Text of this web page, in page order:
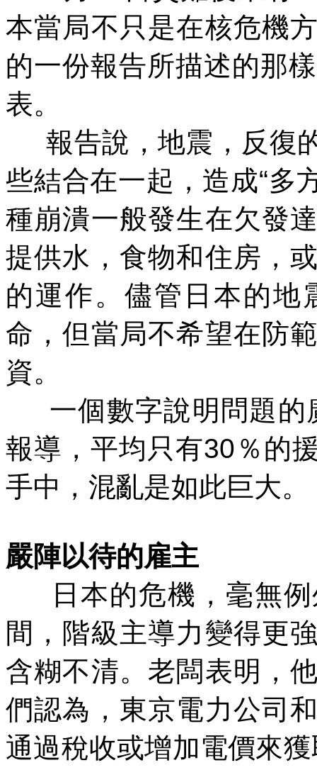
本當局不只是在核危機
的一份報告所描述的那
表。
報告說，地震，反復
些結合在一起，造成“多
種崩潰一般發生在欠發
提供水，食物和住房，
的運作。儘管日本的地
命，但當局不希望在防
資。
一個數字說明問題的
報導，平均只有30 ％的
手中，混亂是如此巨大。
嚴陣以待的雇主
日本的危機，毫無
間，階級主導力變得更
含糊不清。老闆表明，
們認為，東京電力公司
通過稅收或增加電價來